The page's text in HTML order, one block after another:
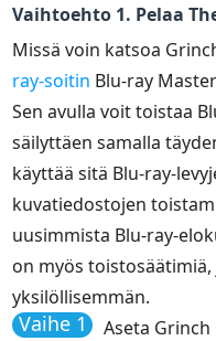
Vaihtoehto 1. Pelaa
Missä voin katsoa
ray-soitin Blu-ray
Sen avulla voit toistaa
säilyttäen samalla
käyttää sitä Blu-ray-
kuvatiedostojen
uusimmista Blu-ray-
on myös
yksilöllisemmän.
Vaihe 1
Aseta